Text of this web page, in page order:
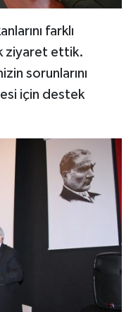
farklı
ziyaret ettik.
sorunlarını
için destek